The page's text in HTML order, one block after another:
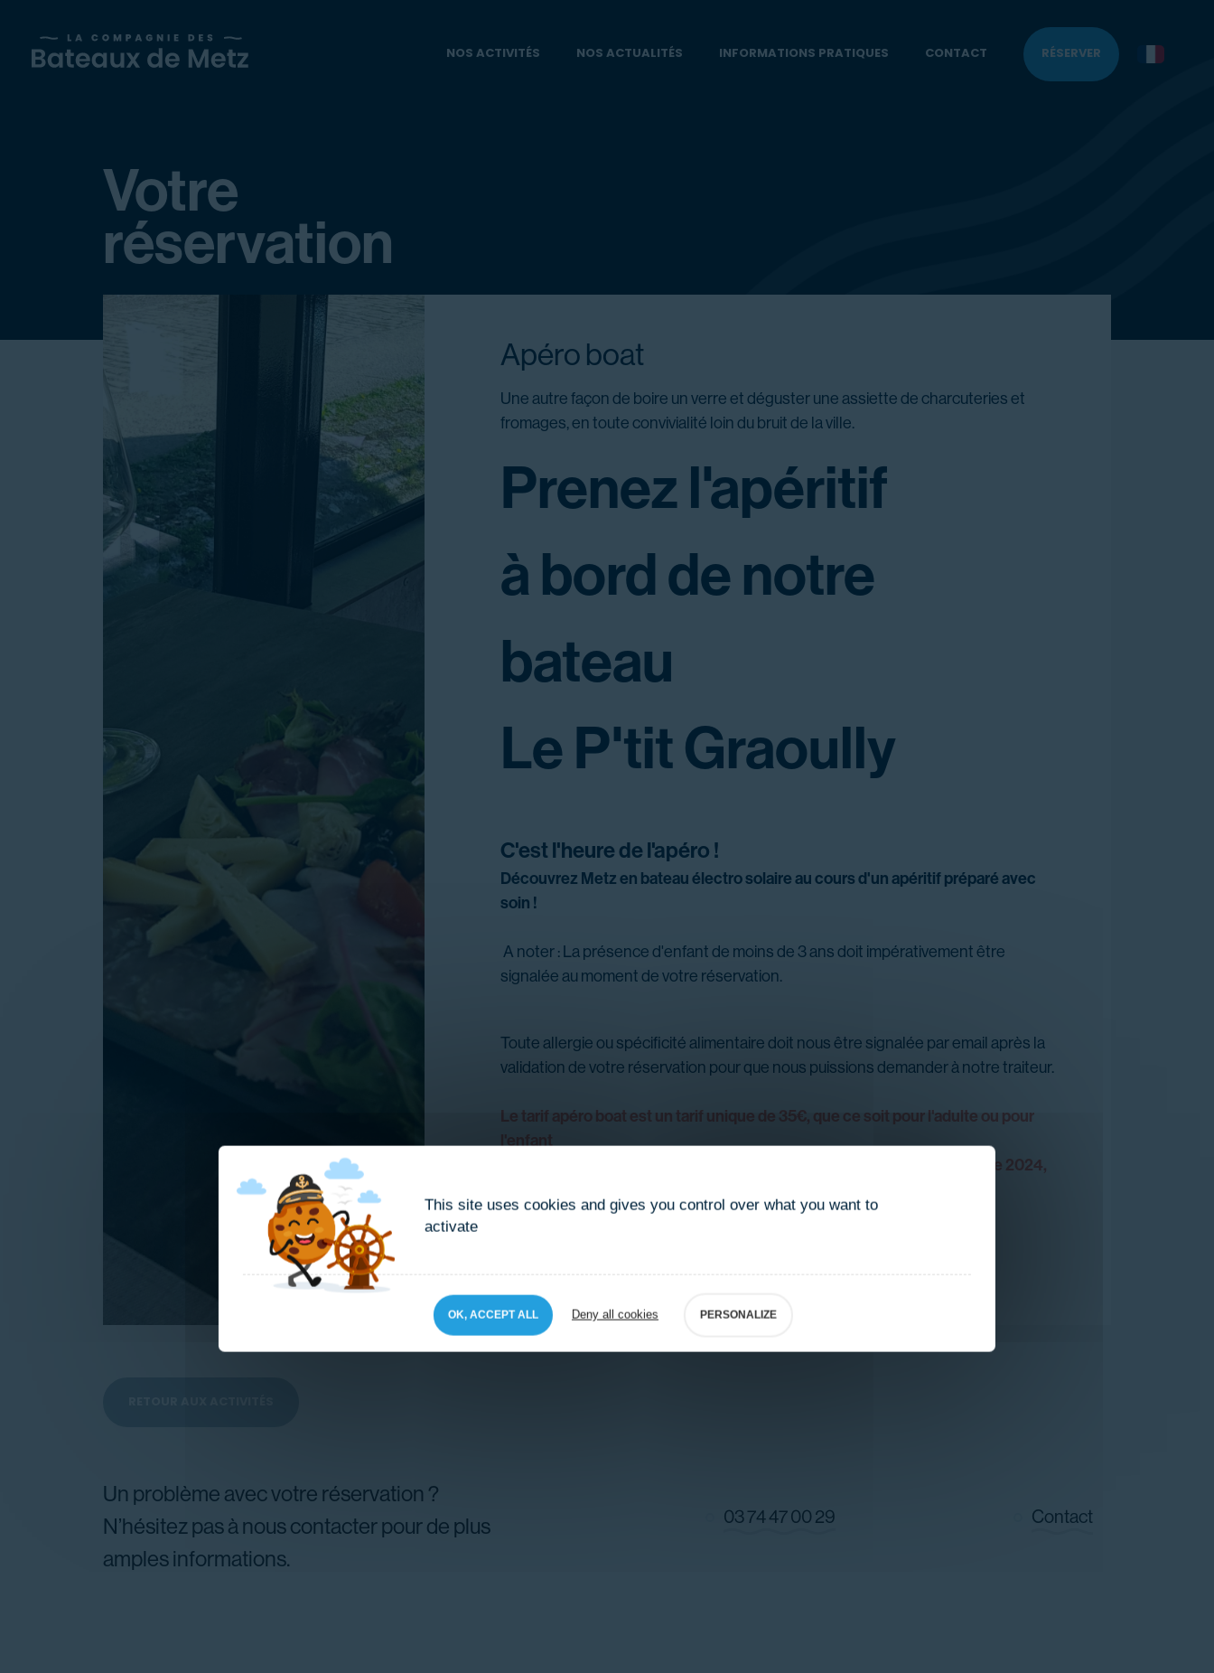
NOS ACTIVITÉS NOS ACTUALITÉS INFORMATIONS PRATIQUES CONTACT RÉSERVER
Votre
réservation
Apéro boat
Une autre façon de boire un verre et déguster une assiette de charcuteries et
fromages, en toute convivialité loin du bruit de la ville.
Prenez l'apéritif
à bord de notre
bateau
Le P'tit Graoully
C'est l'heure de l'apéro !
Découvrez Metz en bateau électro solaire au cours d'un apéritif préparé avec
soin !
A noter : La présence d'enfant de moins de 3 ans doit impérativement être
signalée au moment de votre réservation.
Toute allergie ou spécificité alimentaire doit nous être signalée par email après la
validation de votre réservation pour que nous puissions demander à notre traiteur.
Le tarif apéro boat est un tarif unique de 35€, que ce soit pour l'adulte ou pour
l'enfant
Si vous souhaitez réserver avec un coffret cadeau acheté avant octobre 2024,
Vendredi 03 Juillet 20:00 à 21:30
Un problème avec votre réservation ?
N’hésitez pas à nous contacter pour de plus
amples informations.
03 74 47 00 29 Contact
This site uses cookies and gives you control over what you want to
activate
OK, ACCEPT ALL Deny all cookies PERSONALIZE